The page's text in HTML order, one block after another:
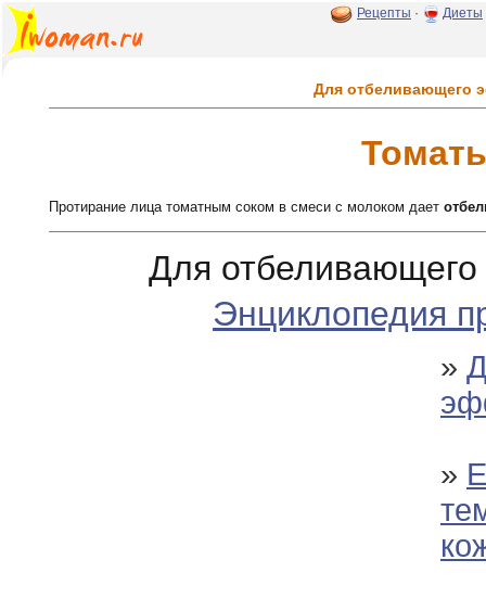
Рецепты · Диеты
Для отбеливающего
Протирание лица томатным соком в смеси с молоком дает
Для
Энциклопедия
»
»